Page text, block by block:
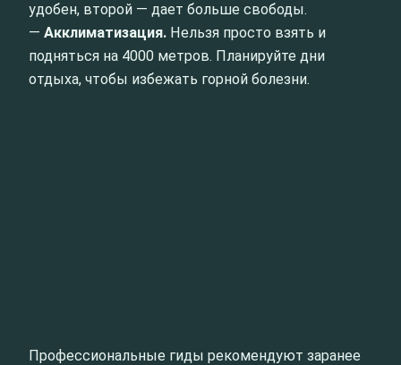
удобен, второй — дает больше свободы.
— Акклиматизация. Нельзя просто взять и
подняться на 4000 метров. Планируйте дни
отдыха, чтобы избежать горной болезни.
Профессиональные гиды рекомендуют заранее